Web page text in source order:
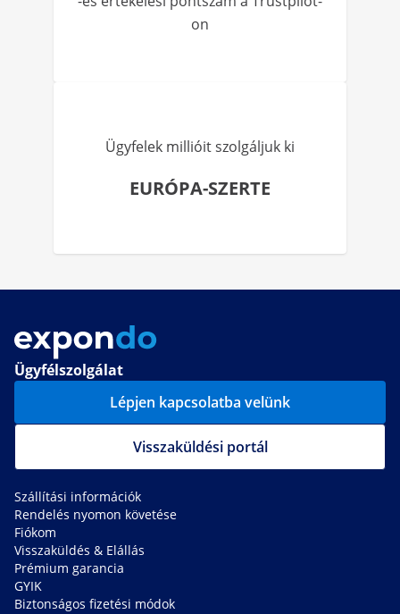
on
Ügyfelek millióit szolgáljuk ki
EURÓPA-SZERTE
Ügyfélszolgálat
Lépjen kapcsolatba velünk
Visszaküldési portál
Szállítási információk
Rendelés nyomon követése
Fiókom
Visszaküldés & Elállás
Prémium garancia
GYIK
Biztonságos fizetési módok